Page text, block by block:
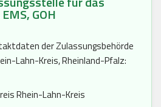
GOH
der Zulassungsbehörde
Lahn-Kreis, Rheinland-Pfalz:
Rhein-Lahn-Kreis